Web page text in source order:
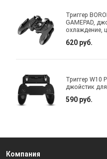
Триггер
GAMEPAD,
охлаждение,
620 руб.
Триггер W10
джойстик
590 руб.
Компания